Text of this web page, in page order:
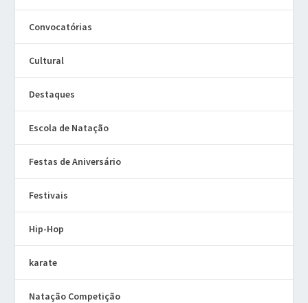
Convocatórias
Cultural
Destaques
Escola de Natação
Festas de Aniversário
Festivais
Hip-Hop
karate
Natação Competição